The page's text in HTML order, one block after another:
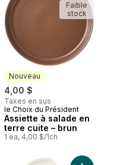
Nouveau
4,00 $
Taxes en sus
Nouveau
le Choix du Président
Assiette à salade en
terre cuite – brun
1 ea, 4,00 $/1ch
Faible
stock